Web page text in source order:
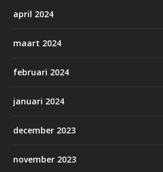
april 2024
maart 2024
februari 2024
januari 2024
december 2023
november 2023